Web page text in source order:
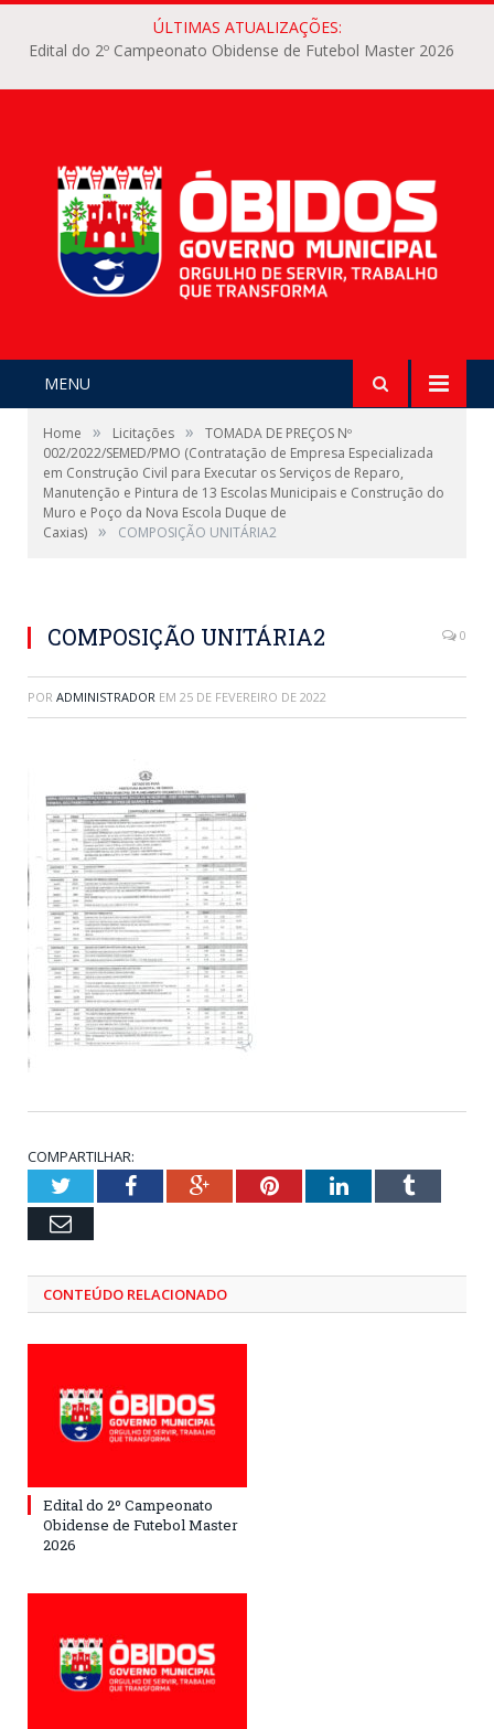
ÚLTIMAS ATUALIZAÇÕES:
Edital do 2º Campeonato Obidense de Futebol Master 2026
MENU
Home » Licitações »
TOMADA DE PREÇOS Nº
002/2022/SEMED/PMO (Contratação de Empresa Especializada
em Construção Civil para Executar os Serviços de Reparo,
Manutenção e Pintura de 13 Escolas Municipais e Construção do
Muro e Poço da Nova Escola Duque de
Caxias) » COMPOSIÇÃO UNITÁRIA2
COMPOSIÇÃO UNITÁRIA2 0
POR ADMINISTRADOR EM 25 DE FEVEREIRO DE 2022
COMPARTILHAR:
TwitterFacebookGoogle+PinterestLinkedInTumblr
Email
CONTEÚDO RELACIONADO
Edital do 2º Campeonato
Obidense de Futebol Master
2026